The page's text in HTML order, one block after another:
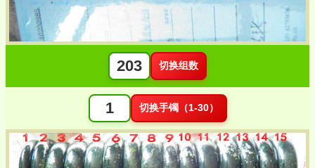
切换组数
切换手镯（1-30）